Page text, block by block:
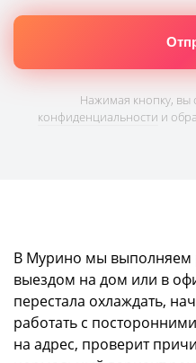
Нажимая кнопку, вы
конфиденциальности и
В Мурино мы выполняем
выездом на дом или в
перестала охлаждать,
работать с
на адрес, проверит